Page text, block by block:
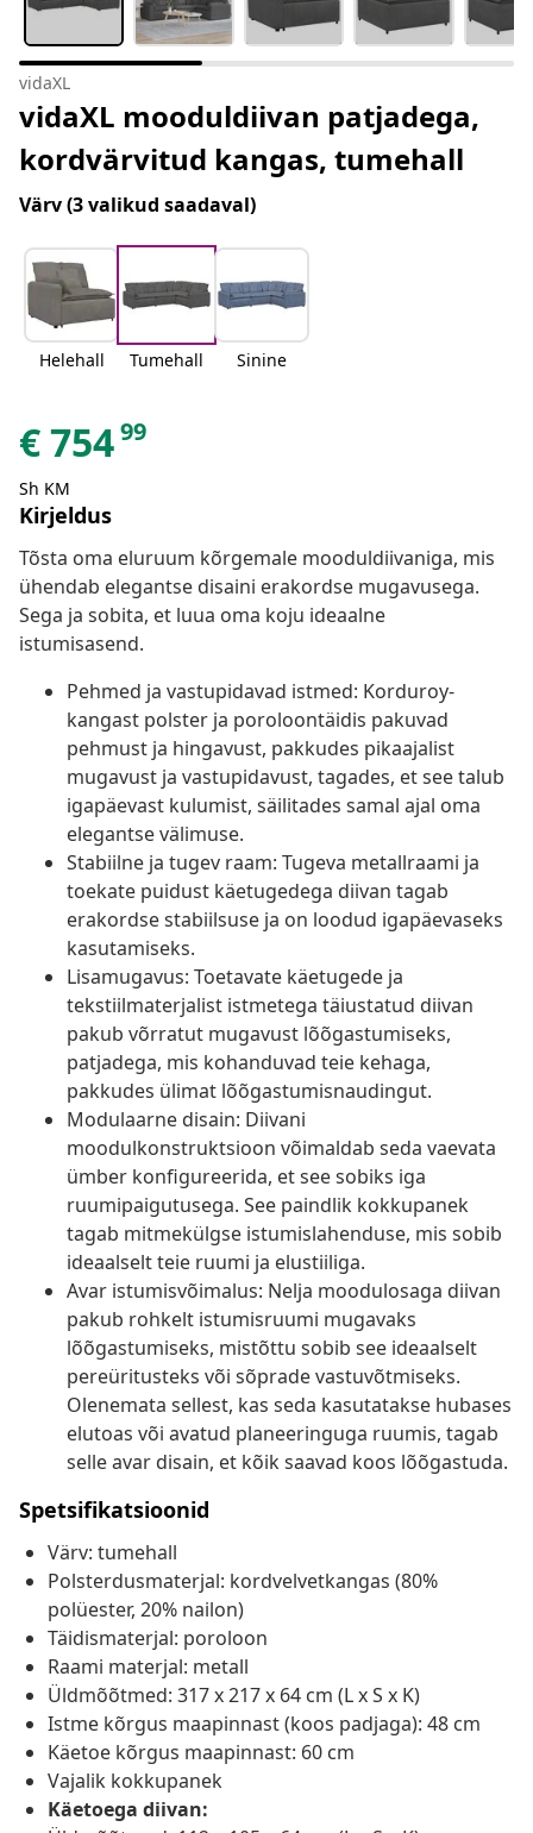
vidaXL
vidaXL mooduldiivan patjadega,
kordvärvitud kangas, tumehall
Värv(3 valikud saadaval)
Helehall Tumehall Sinine
€75499
Sh KM
Kirjeldus
Tõsta oma eluruum kõrgemale mooduldiivaniga, mis
ühendab elegantse disaini erakordse mugavusega.
Sega ja sobita, et luua oma koju ideaalne
istumisasend.
Pehmed ja vastupidavad istmed: Korduroy-
kangast polster ja poroloontäidis pakuvad
pehmust ja hingavust, pakkudes pikaajalist
mugavust ja vastupidavust, tagades, et see talub
igapäevast kulumist, säilitades samal ajal oma
elegantse välimuse.
Stabiilne ja tugev raam: Tugeva metallraami ja
toekate puidust käetugedega diivan tagab
erakordse stabiilsuse ja on loodud igapäevaseks
kasutamiseks.
Lisamugavus: Toetavate käetugede ja
tekstiilmaterjalist istmetega täiustatud diivan
pakub võrratut mugavust lõõgastumiseks,
patjadega, mis kohanduvad teie kehaga,
pakkudes ülimat lõõgastumisnaudingut.
Modulaarne disain: Diivani
moodulkonstruktsioon võimaldab seda vaevata
ümber konfigureerida, et see sobiks iga
ruumipaigutusega. See paindlik kokkupanek
tagab mitmekülgse istumislahenduse, mis sobib
ideaalselt teie ruumi ja elustiiliga.
Avar istumisvõimalus: Nelja moodulosaga diivan
pakub rohkelt istumisruumi mugavaks
lõõgastumiseks, mistõttu sobib see ideaalselt
pereüritusteks või sõprade vastuvõtmiseks.
Olenemata sellest, kas seda kasutatakse hubases
elutoas või avatud planeeringuga ruumis, tagab
selle avar disain, et kõik saavad koos lõõgastuda.
Spetsifikatsioonid
Värv: tumehall
Polsterdusmaterjal: kordvelvetkangas (80%
polüester, 20% nailon)
Täidismaterjal: poroloon
Raami materjal: metall
Üldmõõtmed: 317 x 217 x 64 cm (L x S x K)
Istme kõrgus maapinnast (koos padjaga): 48 cm
Käetoe kõrgus maapinnast: 60 cm
Vajalik kokkupanek
Käetoega diivan: